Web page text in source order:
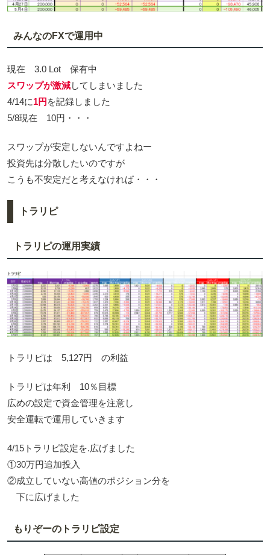
みんなのFXで運用中
現在 3.0 Lot 保有中
スワップが激減してしまいました
4/14に1円 を記録しました
5/8現在 10円・・・
スワップが安定しないんですよねー
投資先は分散したいのですが
こうも不安定だと考えなければ・・・
トラリピ
トラリピの運用実績
トラリピは 5,127円 の利益
トラリピは年利 10％目標
広めの設定で資金管理を注意し
安全運転で運用していきます
4/15トラリピ設定を.広げました
①30万円追加投入
②成立していない高値のポジション分を
下に広げました
もりぞーのトラリピ設定